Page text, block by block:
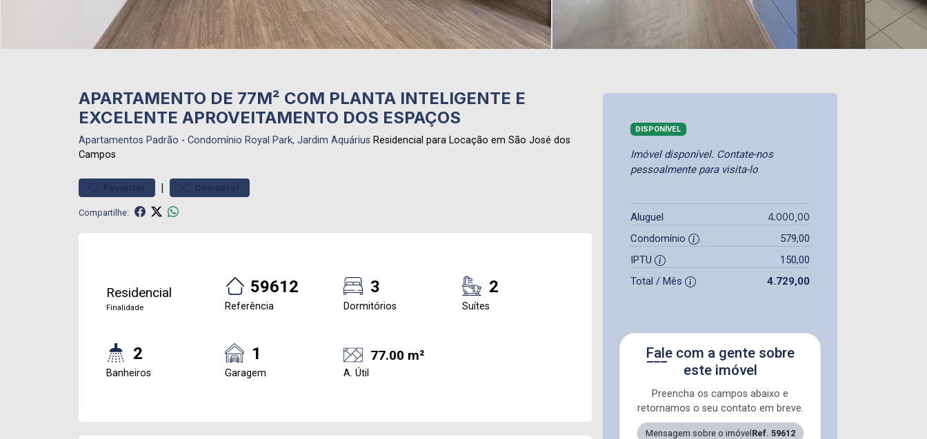
APARTAMENTO DE 77M² COM PLANTA INTELIGENTE E
EXCELENTE APROVEITAMENTO DOS ESPAÇOS
Apartamentos Padrão - Condomínio Royal Park, Jardim Aquárius Residencial para Locação em São José dos
Campos
|
Compartilhe:
Residencial
Finalidade
59612
Referência
3
Dormitórios
2
Suítes
2
Banheiros
1
Garagem
77.00 m²
A. Útil
DISPONÍVEL
Imóvel disponível. Contate-nos
pessoalmente para visita-lo
Aluguel 4.000,00
Condomínio
579,00
IPTU
150,00
Total / Mês
4.729,00
Fale com a gente sobre
este imóvel
Preencha os campos abaixo e
retornamos o seu contato em breve.
Mensagem sobre o imóvel Ref. 59612